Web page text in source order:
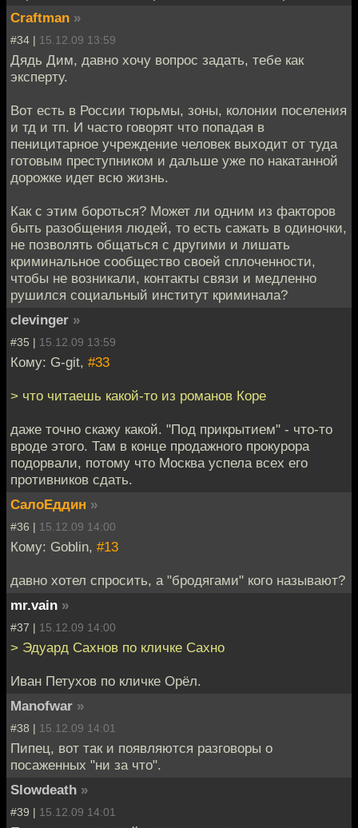
Craftman »
#34 | 15.12.09 13:59
Дядь Дим, давно хочу вопрос задать, тебе как
эксперту.
Вот есть в России тюрьмы, зоны, колонии поселения
и тд и тп. И часто говорят что попадая в
пеницитарное учреждение человек выходит от туда
готовым преступником и дальше уже по накатанной
дорожке идет всю жизнь.
Как с этим бороться? Может ли одним из факторов
быть разобщения людей, то есть сажать в одиночки,
не позволять общаться с другими и лишать
криминальное сообщество своей сплоченности,
чтобы не возникали, контакты связи и медленно
рушился социальный институт криминала?
clevinger »
#35 | 15.12.09 13:59
Кому: G-git, #33
> что читаешь какой-то из романов Коре
даже точно скажу какой. "Под прикрытием" - что-то
вроде этого. Там в конце продажного прокурора
подорвали, потому что Москва успела всех его
противников сдать.
СалоЕддин »
#36 | 15.12.09 14:00
Кому: Goblin, #13
давно хотел спросить, а "бродягами" кого называют?
mr.vain »
#37 | 15.12.09 14:00
> Эдуард Сахнов по кличке Сахно
Иван Петухов по кличке Орёл.
Manofwar »
#38 | 15.12.09 14:01
Пипец, вот так и появляются разговоры о
посаженных "ни за что".
Slowdeath »
#39 | 15.12.09 14:01